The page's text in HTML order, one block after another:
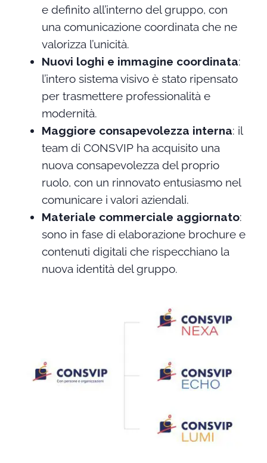
e definito all’interno del gruppo, con
una comunicazione coordinata che ne
valorizza l’unicità.
Nuovi loghi e immagine coordinata:
l’intero sistema visivo è stato ripensato
per trasmettere professionalità e
modernità.
Maggiore consapevolezza interna: il
team di CONSVIP ha acquisito una
nuova consapevolezza del proprio
ruolo, con un rinnovato entusiasmo nel
comunicare i valori aziendali.
Materiale commerciale aggiornato:
sono in fase di elaborazione brochure e
contenuti digitali che rispecchiano la
nuova identità del gruppo.